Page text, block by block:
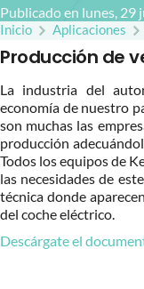
Publicado en lunes, 29
Inicio Aplicaciones
Producción de
La industria del
economía de nuestro
son muchas las
producción
Todos los equipos de
las necesidades de
técnica donde
del coche eléctrico.
Descárgate el